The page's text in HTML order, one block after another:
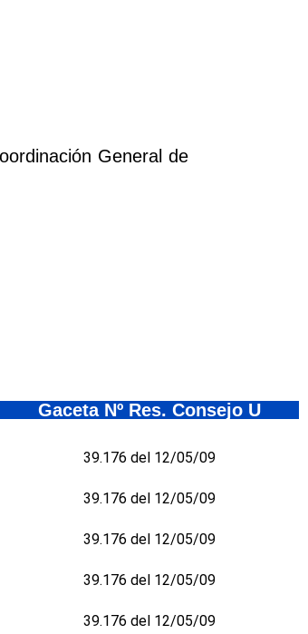
General de
Gaceta Nº Res. Consejo U
39.176 del 12/05/09
39.176 del 12/05/09
39.176 del 12/05/09
39.176 del 12/05/09
39.176 del 12/05/09